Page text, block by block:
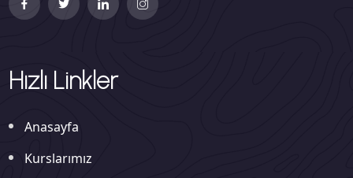
Hızlı Linkler
Anasayfa
Kurslarımız